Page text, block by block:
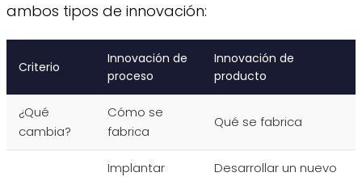
ambos tipos de innovación:
Criterio
Innovación de
proceso
Innovación de
producto
¿Qué
cambia?
Cómo se
fabrica
Qué se fabrica
Implantar
Desarrollar un nuevo